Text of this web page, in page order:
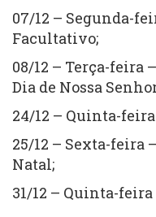
07/12 – Segunda-
Facultativo;
08/12 – Terça-feira
Dia de Nossa
24/12 – Quinta-
25/12 – Sexta-feira
Natal;
31/12 – Quinta-